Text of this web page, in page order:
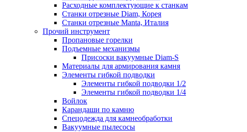
Расходные комплектующие к станкам
Станки отрезные Diam, Корея
Станки отрезные Manta, Италия
Прочий инструмент
Пропановые горелки
Подъeмные механизмы
Присоски вакуумные Diam-S
Материалы для армирования камня
Элементы гибкой подводки
Элементы гибкой подводки 1/2
Элементы гибкой подводки 1/4
Войлок
Карандаши по камню
Спецодежда для камнеобработки
Вакуумные пылесосы